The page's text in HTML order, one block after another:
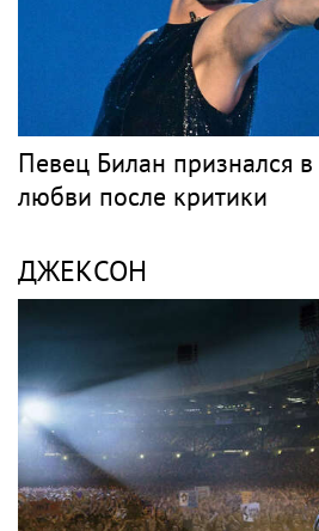
Певец Билан признался
любви после критики
ДЖЕКСОН